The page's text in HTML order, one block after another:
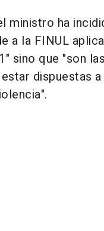
ministro ha
a la FINUL
sino que "son
dispuestas